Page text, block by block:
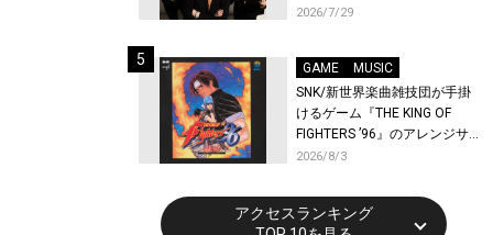
開催！
2026/7/29
GAME
MUSIC
SNK/新世界楽曲雑技団が手掛
けるゲーム『THE KING OF
FIGHTERS ’96』のアレンジサ
ウンドトラックが配信開始！
2026/8/3
アクセスランキング